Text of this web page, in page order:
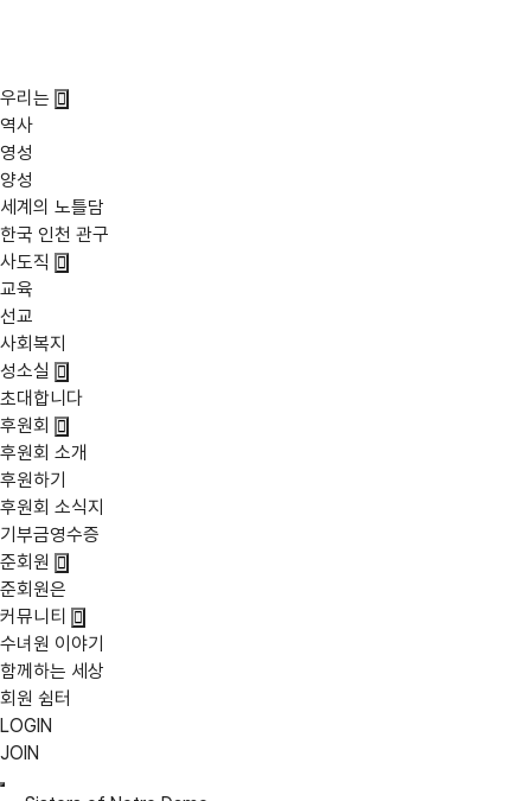
우리는
역사
영성
양성
세계의 노틀담
한국 인천 관구
사도직
교육
선교
사회복지
성소실
초대합니다
후원회
후원회 소개
후원하기
후원회 소식지
기부금영수증
준회원
준회원은
커뮤니티
수녀원 이야기
함께하는 세상
회원 쉼터
LOGIN
JOIN